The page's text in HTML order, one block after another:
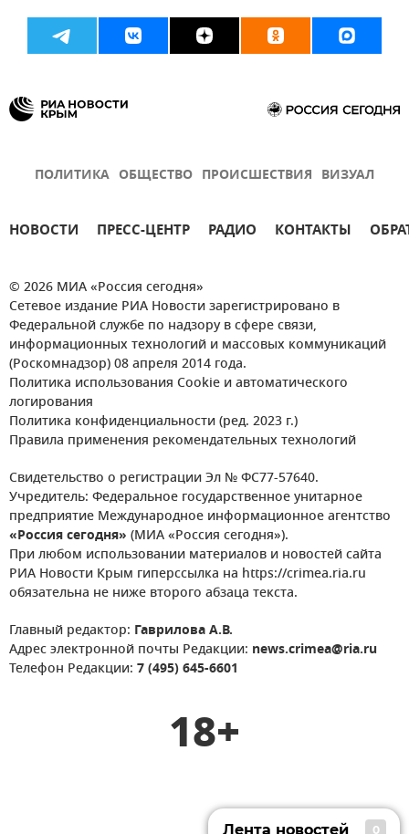
ПОЛИТИКА ОБЩЕСТВО ПРОИСШЕСТВИЯ ВИЗУАЛ
НОВОСТИ ПРЕСС-ЦЕНТР РАДИО КОНТАКТЫ
© 2026 МИА «Россия сегодня»
Сетевое издание РИА Новости зарегистрировано в
Федеральной службе по надзору в сфере связи,
информационных технологий и массовых коммуникаций
(Роскомнадзор) 08 апреля 2014 года.
Политика использования Cookie и автоматического
логирования
Политика конфиденциальности (ред. 2023 г.)
Правила применения рекомендательных технологий
Свидетельство о регистрации Эл № ФС77-57640.
Учредитель: Федеральное государственное унитарное
предприятие Международное информационное агентство
«Россия сегодня» (МИА «Россия сегодня»).
При любом использовании материалов и новостей сайта
РИА Новости Крым гиперссылка на https://crimea.ria.ru
обязательна не ниже второго абзаца текста.
Главный редактор: Гаврилова А.В.
Адрес электронной почты Редакции: news.crimea@ria.ru
Телефон Редакции: 7 (495) 645-6601
18+
Лента новостей 0